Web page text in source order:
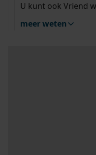
U kunt ook Vriend
meer weten